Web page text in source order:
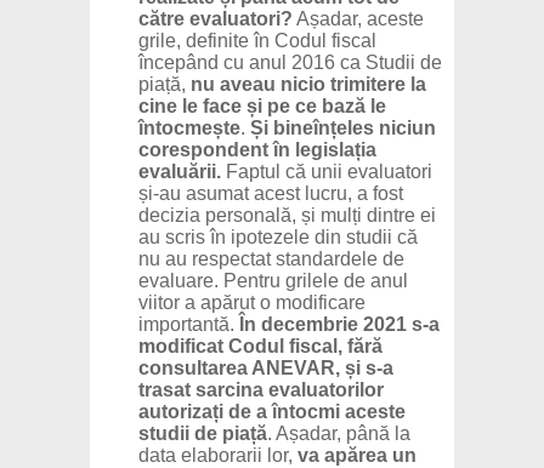
către evaluatori? Așadar, aceste
grile, definite în Codul fiscal
începând cu anul 2016 ca Studii de
piață, nu aveau nicio trimitere la
cine le face și pe ce bază le
întocmește. Și bineînțeles niciun
corespondent în legislația
evaluării. Faptul că unii evaluatori
și-au asumat acest lucru, a fost
decizia personală, și mulți dintre ei
au scris în ipotezele din studii că
nu au respectat standardele de
evaluare. Pentru grilele de anul
viitor a apărut o modificare
importantă. În decembrie 2021 s-a
modificat Codul fiscal, fără
consultarea ANEVAR, și s-a
trasat sarcina evaluatorilor
autorizați de a întocmi aceste
studii de piață. Așadar, până la
data elaborarii lor, va apărea un